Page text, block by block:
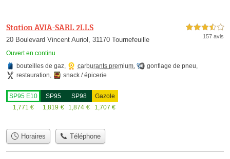
Station AVIA-SARL 2LLS
20 Boulevard Vincent Auriol, 31170 Tournefeuille
Ouvert en continu
3,5 étoiles sur 5
157 avis
bouteilles de gaz, carburants premium, gonflage de pneu,
restauration, snack / épicerie
SP95 E10
1,771 €
SP95
1,819 €
SP98
1,874 €
Gazole
1,707 €
Horaires Téléphone